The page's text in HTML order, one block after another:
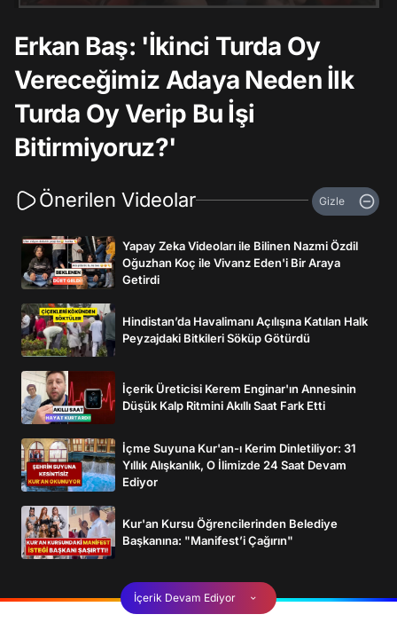
Erkan Baş: 'İkinci Turda Oy
Vereceğimiz Adaya Neden İlk
Turda Oy Verip Bu İşi
Bitirmiyoruz?'
Önerilen Videolar Gizle
Yapay Zeka Videoları ile Bilinen Nazmi Özdil
Oğuzhan Koç ile Vivanz Eden'i Bir Araya
Getirdi
Hindistan’da Havalimanı Açılışına Katılan Halk
Peyzajdaki Bitkileri Söküp Götürdü
İçerik Üreticisi Kerem Enginar'ın Annesinin
Düşük Kalp Ritmini Akıllı Saat Fark Etti
İçme Suyuna Kur'an-ı Kerim Dinletiliyor: 31
Yıllık Alışkanlık, O İlimizde 24 Saat Devam
Ediyor
Kur'an Kursu Öğrencilerinden Belediye
Başkanına: "Manifest’i Çağırın"
İçerik Devam Ediyor